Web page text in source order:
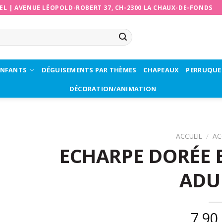
|AVENUE LÉOPOLD-ROBERT 37, CH-2300 LA CHAUX-DE-FONDS
DÉGUISEMENTS PAR THÈMES CHAPEAUX
DÉCORATION/ANIMATION
ACCUEIL /
ECHARPE DORÉE
7,90